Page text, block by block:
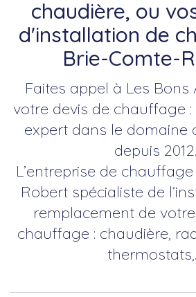
chaudière, ou
d'installation de
Brie-Comte-
Faites appel à Les
votre devis de chauffage
expert dans le domaine
depuis 2012.
L’entreprise de
Robert spécialiste de
remplacement de
chauffage : chaudière,